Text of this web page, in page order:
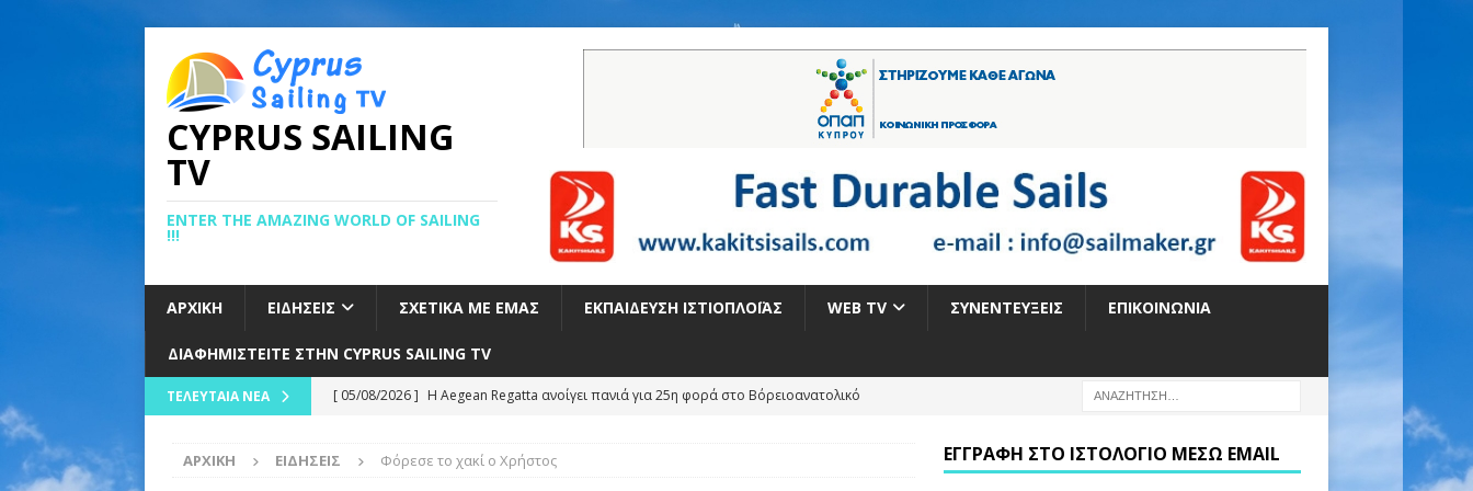
CYPRUS SAILING
TV
ENTER THE AMAZING WORLD OF SAILING
!!!
ΑΡΧΙΚΉ ΕΙΔΉΣΕΙΣ ΣΧΕΤΙΚΆ ΜΕ ΕΜΆΣ ΕΚΠΑΊΔΕΥΣΗ ΙΣΤΙΟΠΛΟΪ́ΑΣ WEB TV ΣΥΝΕΝΤΕΎΞΕΙΣ ΕΠΙΚΟΙΝΩΝΊΑ
ΔΙΑΦΗΜΙΣΤΕΊΤΕ ΣΤΗΝ CYPRUS SAILING TV
ΤΕΛΕΥΤΑΊΑ ΝΈΑ [ 05/08/2026 ] ΚΑΛΗ ΑΡΧΗ ΓΙΑ ΤΑ ΕΛΛΗΝΙΚΑ ΠΑΝΙΑ ΣΤΟ ΠΑΓΚΟΣΜΙΟ ΠΡΩΤΑΘΛΗΜΑ ILCA 4
[ 24/07/2026 ] ΤΟ ΒΑΘΡΟ ΠΕΡΙΜΕΝΕΙ ΤΟΥΣ ΕΛΛΗΝΕΣ ΙΣΤΙΟΠΛΟΟΥΣ ΣΤΟ ΕΥΡΩΠΑΪΚΟ
ΑΡΧΙΚΉ ΕΙΔΉΣΕΙΣ Φόρεσε το χακί ο Χρήστος ΕΓΓΡΑΦΉ ΣΤΟ ΙΣΤΟΛΌΓΙΟ ΜΈΣΩ EMAIL